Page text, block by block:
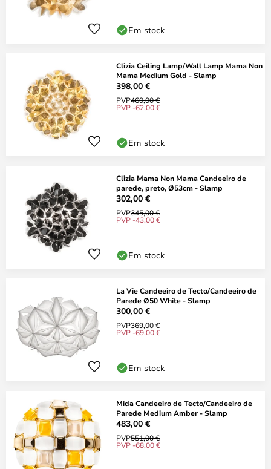
Em stock
Clizia Ceiling Lamp/Wall Lamp Mama Non
Mama Medium Gold - Slamp
398,00 €
PVP460,00 €
PVP -62,00 €
Em stock
Clizia Mama Non Mama Candeeiro de
parede, preto, Ø53cm - Slamp
302,00 €
PVP345,00 €
PVP -43,00 €
Em stock
La Vie Candeeiro de Tecto/Candeeiro de
Parede Ø50 White - Slamp
300,00 €
PVP369,00 €
PVP -69,00 €
Em stock
Mida Candeeiro de Tecto/Candeeiro de
Parede Medium Amber - Slamp
483,00 €
PVP551,00 €
PVP -68,00 €